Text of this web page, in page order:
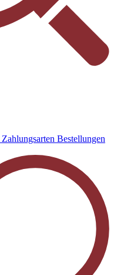
Zahlungsarten Bestellungen